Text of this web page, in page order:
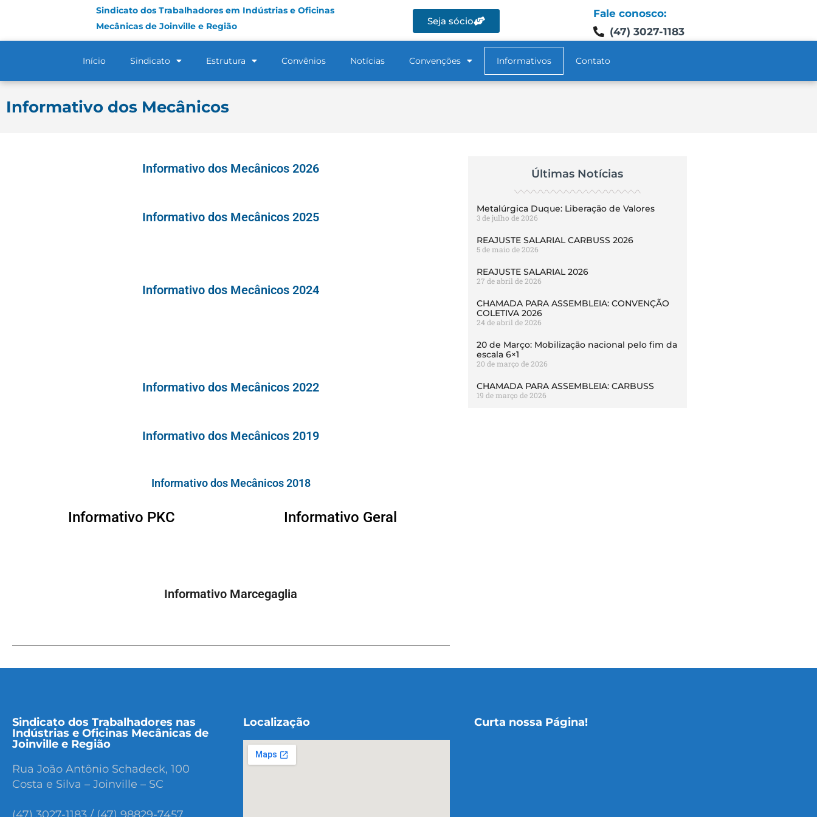
Sindicato dos Trabalhadores em Indústrias e Oficinas
Mecânicas de Joinville e Região
Seja sócio
Fale conosco:
(47) 3027-1183
Início Sindicato Estrutura Convênios Notícias Convenções Informativos Contato
Informativo dos Mecânicos
Informativo dos Mecânicos 2026
Informativo dos Mecânicos 2025
Informativo dos Mecânicos 2024
Informativo dos Mecânicos 2022
Informativo dos Mecânicos 2019
Informativo dos Mecânicos 2018
Informativo PKC Informativo Geral
Informativo Marcegaglia
Últimas Notícias
Metalúrgica Duque: Liberação de Valores
3 de julho de 2026
REAJUSTE SALARIAL CARBUSS 2026
5 de maio de 2026
REAJUSTE SALARIAL 2026
27 de abril de 2026
CHAMADA PARA ASSEMBLEIA: CONVENÇÃO
COLETIVA 2026
24 de abril de 2026
20 de Março: Mobilização nacional pelo fim da
escala 6×1
20 de março de 2026
CHAMADA PARA ASSEMBLEIA: CARBUSS
19 de março de 2026
Sindicato dos Trabalhadores nas
Indústrias e Oficinas Mecânicas de
Joinville e Região
Rua João Antônio Schadeck, 100
Costa e Silva – Joinville – SC
Localização Curta nossa Página!